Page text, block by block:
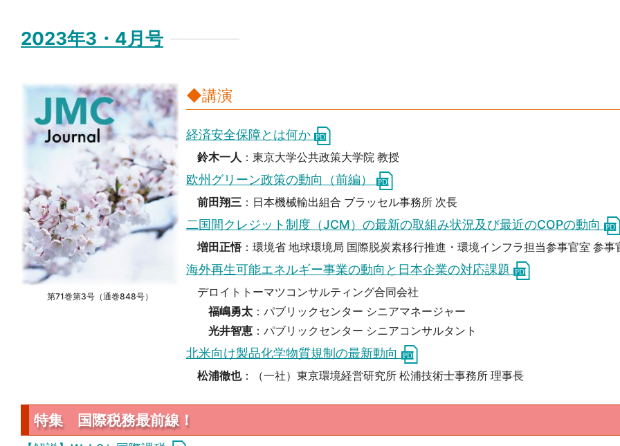
2023年3・4月号
第71巻第3号（通巻848号）
◆講演
経済安全保障とは何か
鈴木一人 ：東京大学公共政策大学院 教授
欧州グリーン政策の動向（前編）
前田翔三：日本機械輸出組合 ブラッセル事務所 次長
二国間クレジット制度（JCM）の最新の取組み状況及び最近のCOPの動向
増田正悟：環境省 地球環境局 国際脱炭素移行推進・環境インフラ担当参事官室 参事
海外再生可能エネルギー事業の動向と日本企業の対応課題
デロイトトーマツコンサルティング合同会社
福嶋勇太：パブリックセンター シニアマネージャー
光井智恵：パブリックセンター シニアコンサルタント
北米向け製品化学物質規制の最新動向
松浦徹也：（一社）東京環境経営研究所 松浦技術士事務所 理事長
特集 国際税務最前線！